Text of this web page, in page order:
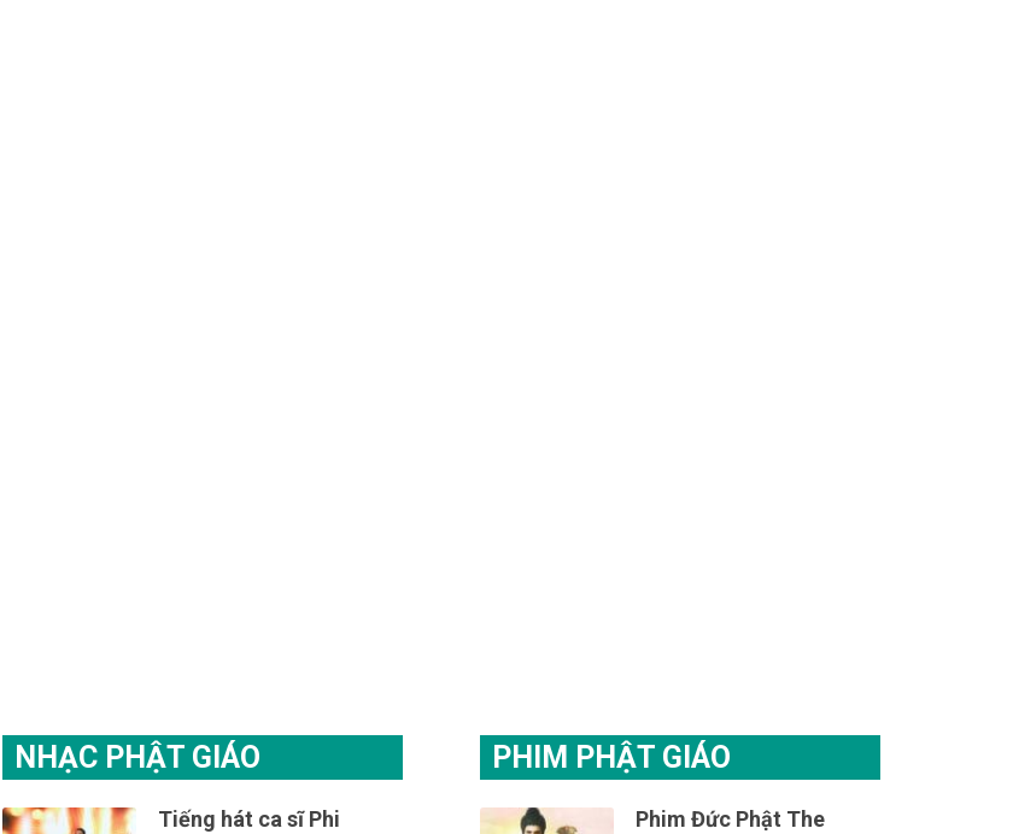
NHẠC PHẬT GIÁO
Tiếng hát ca sĩ Phi
PHIM PHẬT GIÁO
Phim Đức Phật The